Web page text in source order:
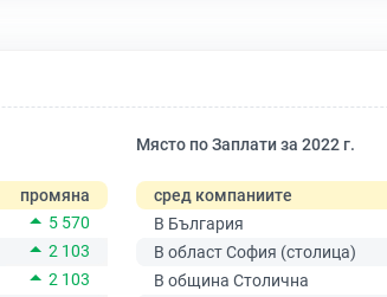
промяна
5 570
2 103
2 103
Място по Заплати за 2022 г.
сред компаниите
В България
В област София (столица)
В община Столична